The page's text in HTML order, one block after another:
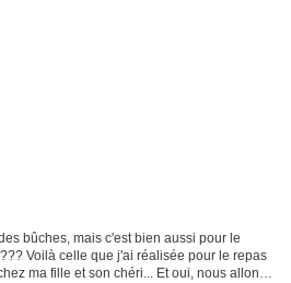
bûches, mais c'est bien aussi pour le
Voilà celle que j'ai réalisée pour le repas
ma fille et son chéri... Et oui, nous allons